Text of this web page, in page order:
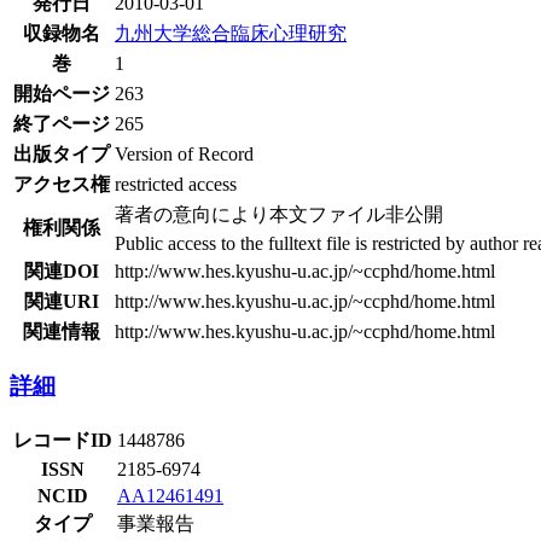
収録物名
九州大学総合臨床心理研究
巻
1
開始ページ 263
終了ページ 265
出版タイプ Version of Record
アクセス権 restricted access
権利関係
著者の意向により本文ファイル非公開
Public access to the fulltext file is restricted by author
関連DOI
http://www.hes.kyushu-u.ac.jp/~ccphd/home.html
関連URI
http://www.hes.kyushu-u.ac.jp/~ccphd/home.html
関連情報
http://www.hes.kyushu-u.ac.jp/~ccphd/home.html
詳細
レコードID 1448786
ISSN
2185-6974
NCID
AA12461491
タイプ
事業報告